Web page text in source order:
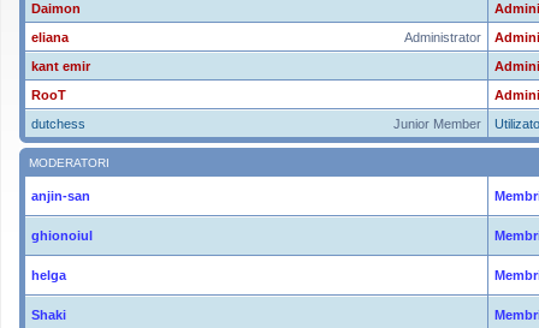
Daimon
Administrator
eliana
kant emir
RooT
Junior Member
dutchess
MODERATORI
anjin-san
ghionoiul
helga
Shaki